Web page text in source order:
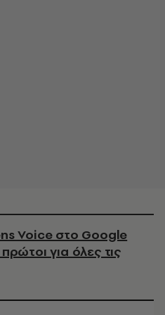
Voice στο Google
για όλες τις